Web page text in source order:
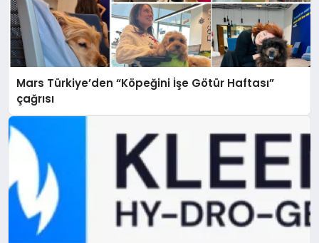
Mars Türkiye’den “Köpeğini İşe Götür Haftası”
çağrısı